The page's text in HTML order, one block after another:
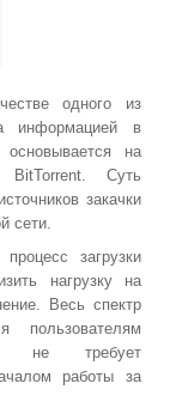
одного из
информацией в
основывается на
BitTorrent. Суть
закачки
сети.
загрузки
нагрузку на
Весь спектр
пользователям
не требует
работы за